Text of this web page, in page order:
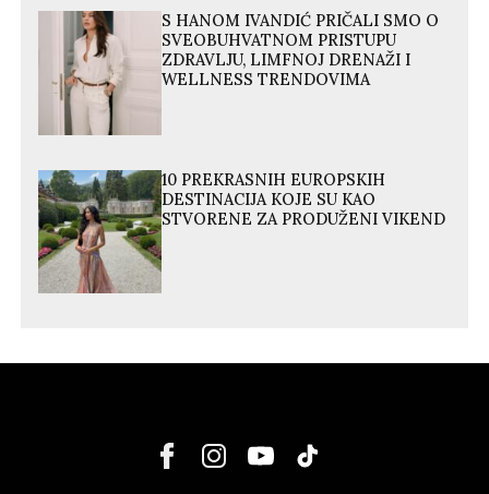
S HANOM IVANDIĆ PRIČALI SMO O
SVEOBUHVATNOM PRISTUPU
ZDRAVLJU, LIMFNOJ DRENAŽI I
WELLNESS TRENDOVIMA
10 PREKRASNIH EUROPSKIH
DESTINACIJA KOJE SU KAO
STVORENE ZA PRODUŽENI VIKEND